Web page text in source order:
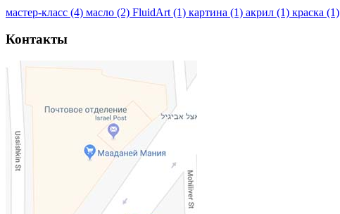
мастер-класс (4) масло (2) FluidArt (1) картина (1) акрил (1) краска (1)
Контакты